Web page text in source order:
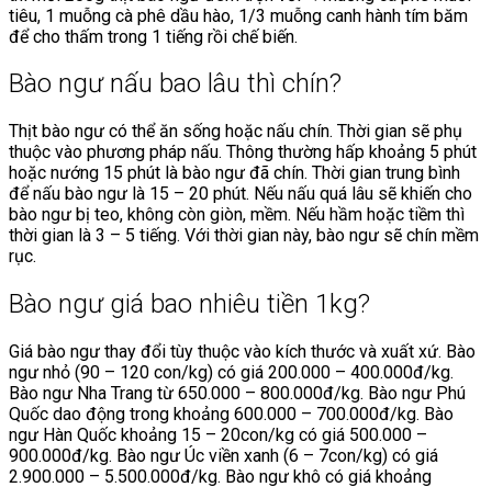
tiêu, 1 muỗng cà phê dầu hào, 1/3 muỗng canh hành tím băm
để cho thấm trong 1 tiếng rồi chế biến.
Bào ngư nấu bao lâu thì chín?
Thịt bào ngư có thể ăn sống hoặc nấu chín. Thời gian sẽ phụ
thuộc vào phương pháp nấu. Thông thường hấp khoảng 5 phút
hoặc nướng 15 phút là bào ngư đã chín. Thời gian trung bình
để nấu bào ngư là 15 – 20 phút. Nếu nấu quá lâu sẽ khiến cho
bào ngư bị teo, không còn giòn, mềm. Nếu hầm hoặc tiềm thì
thời gian là 3 – 5 tiếng. Với thời gian này, bào ngư sẽ chín mềm
rục.
Bào ngư giá bao nhiêu tiền 1kg?
Giá bào ngư thay đổi tùy thuộc vào kích thước và xuất xứ. Bào
ngư nhỏ (90 – 120 con/kg) có giá 200.000 – 400.000đ/kg.
Bào ngư Nha Trang từ 650.000 – 800.000đ/kg. Bào ngư Phú
Quốc dao động trong khoảng 600.000 – 700.000đ/kg. Bào
ngư Hàn Quốc khoảng 15 – 20con/kg có giá 500.000 –
900.000đ/kg. Bào ngư Úc viền xanh (6 – 7con/kg) có giá
2.900.000 – 5.500.000đ/kg. Bào ngư khô có giá khoảng